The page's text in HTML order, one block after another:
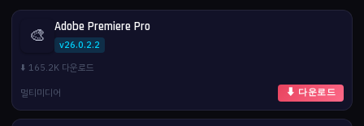
🎨 Adobe Premiere Pro
v26.0.2.2
⬇️ 165.2K 다운로드
멀티미디어
⬇ 다운로드